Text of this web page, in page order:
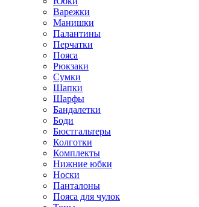
Варежки
Манишки
Палантины
Перчатки
Пояса
Рюкзаки
Сумки
Шапки
Шарфы
Бандалетки
Боди
Бюстгальтеры
Колготки
Комплекты
Нижние юбки
Носки
Панталоны
Поясa для чулок